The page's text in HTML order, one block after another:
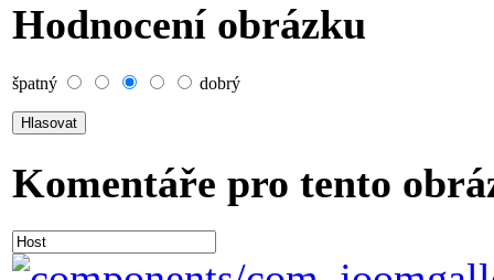
Hodnocení obrázku
špatný dobrý
Komentáře pro tento